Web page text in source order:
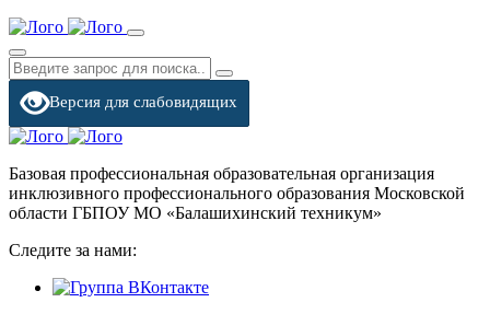
Версия для слабовидящих
Базовая профессиональная образовательная организация
инклюзивного профессионального образования Московской
области ГБПОУ МО «Балашихинский техникум»
Следите за нами: